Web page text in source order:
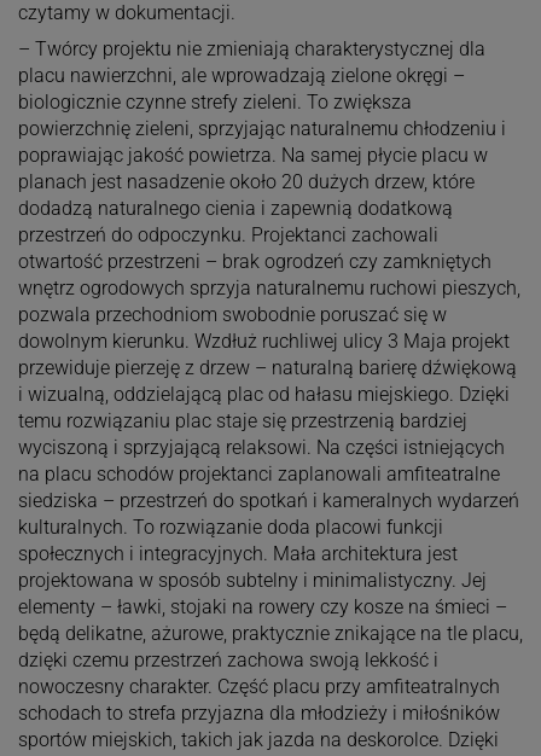
czytamy w dokumentacji.
– Twórcy projektu nie zmieniają charakterystycznej dla
placu nawierzchni, ale wprowadzają zielone okręgi –
biologicznie czynne strefy zieleni. To zwiększa
powierzchnię zieleni, sprzyjając naturalnemu chłodzeniu i
poprawiając jakość powietrza. Na samej płycie placu w
planach jest nasadzenie około 20 dużych drzew, które
dodadzą naturalnego cienia i zapewnią dodatkową
przestrzeń do odpoczynku. Projektanci zachowali
otwartość przestrzeni – brak ogrodzeń czy zamkniętych
wnętrz ogrodowych sprzyja naturalnemu ruchowi pieszych,
pozwala przechodniom swobodnie poruszać się w
dowolnym kierunku. Wzdłuż ruchliwej ulicy 3 Maja projekt
przewiduje pierzeję z drzew – naturalną barierę dźwiękową
i wizualną, oddzielającą plac od hałasu miejskiego. Dzięki
temu rozwiązaniu plac staje się przestrzenią bardziej
wyciszoną i sprzyjającą relaksowi. Na części istniejących
na placu schodów projektanci zaplanowali amfiteatralne
siedziska – przestrzeń do spotkań i kameralnych wydarzeń
kulturalnych. To rozwiązanie doda placowi funkcji
społecznych i integracyjnych. Mała architektura jest
projektowana w sposób subtelny i minimalistyczny. Jej
elementy – ławki, stojaki na rowery czy kosze na śmieci –
będą delikatne, ażurowe, praktycznie znikające na tle placu,
dzięki czemu przestrzeń zachowa swoją lekkość i
nowoczesny charakter. Część placu przy amfiteatralnych
schodach to strefa przyjazna dla młodzieży i miłośników
sportów miejskich, takich jak jazda na deskorolce. Dzięki